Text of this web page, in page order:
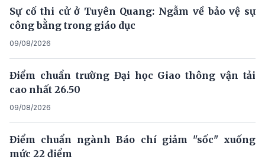
Sự cố thi cử ở Tuyên Quang: Ngẫm về bảo vệ sự
công bằng trong giáo dục
09/08/2026
Điểm chuẩn trường Đại học Giao thông vận tải
cao nhất 26.50
09/08/2026
Điểm chuẩn ngành Báo chí giảm "sốc" xuống
mức 22 điểm